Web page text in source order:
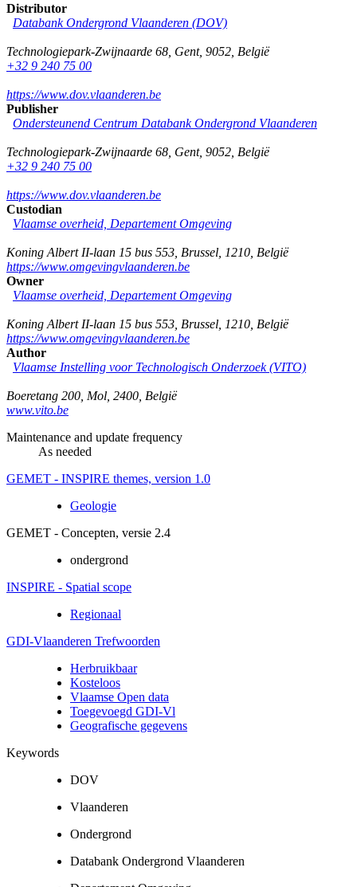
Distributor
Databank Ondergrond Vlaanderen (DOV)
Technologiepark-Zwijnaarde 68 Gent, 9052 België
+32 9 240 75 00
https://www.dov.vlaanderen.be
Publisher
Ondersteunend Centrum Databank Ondergrond Vlaanderen
Technologiepark-Zwijnaarde 68 Gent, 9052 België
+32 9 240 75 00
https://www.dov.vlaanderen.be
Custodian
Vlaamse overheid, Departement Omgeving
Koning Albert II-laan 15 bus 553 Brussel 1210 België
https://www.omgevingvlaanderen.be
Owner
Vlaamse overheid, Departement Omgeving
Koning Albert II-laan 15 bus 553 Brussel 1210 België
https://www.omgevingvlaanderen.be
Author
Vlaamse Instelling voor Technologisch Onderzoek (VITO)
Boeretang 200 Mol 2400 België
www.vito.be
Maintenance and update frequency
As needed
GEMET - INSPIRE themes, version 1.0
Geologie
GEMET - Concepten, versie 2.4
ondergrond
INSPIRE - Spatial scope
Regionaal
GDI-Vlaanderen Trefwoorden
Herbruikbaar
Kosteloos
Vlaamse Open data
Toegevoegd GDI-Vl
Geografische gegevens
Keywords
DOV
Vlaanderen
Ondergrond
Databank Ondergrond Vlaanderen